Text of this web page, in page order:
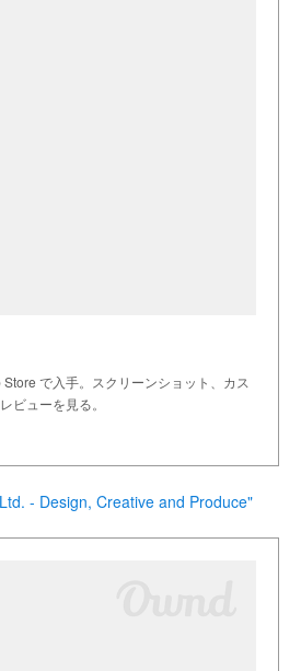
Store で入手。スクリーンショット、カス
ビューを見る。
- Design, Creative and Produce"